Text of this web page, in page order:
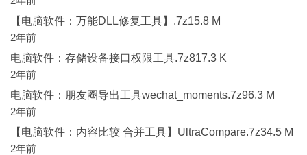
【电脑软件：万能DLL修复工具】.7z15.8 M
2年前
电脑软件：存储设备接口权限工具.7z817.3 K
2年前
电脑软件：朋友圈导出工具wechat_moments.7z96.3 M
2年前
【电脑软件：内容比较 合并工具】UltraCompare.7z34.5 M
2年前